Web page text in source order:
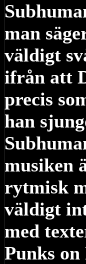
man
väldigt
ifrån att
precis
han
musiken
rytmisk
väldigt
med
Punks on